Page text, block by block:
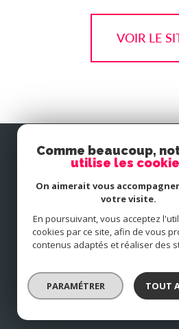
VOIR LE
SE
espace
© 2026 | Tous droits
Comme beaucoup,
utilise les
On aimerait vous
votre visite.
En poursuivant, vous acceptez
cookies par ce site, afin de vous
contenus adaptés et réaliser des
PARAMÉTRER TOUT